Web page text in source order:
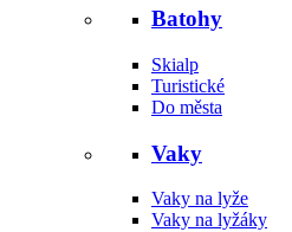
Batohy
Skialp
Turistické
Do města
Vaky
Vaky na lyže
Vaky na lyžáky